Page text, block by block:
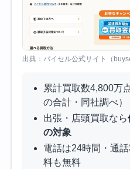
出典：バイセル公式サイト（
累計買取数4,800万
の合計・同社調べ）
出張・店頭買取なら
の対象
電話は24時間・通
料も無料